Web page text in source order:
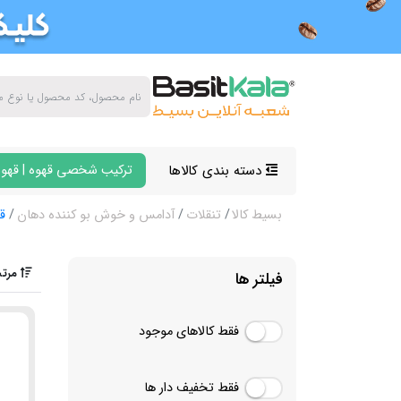
دسته بندی کالاها ترکیب شخصی قهوه |
بسیط کالا تنقلات آدامس و خوش بو کننده دهان
فیلتر ها
فقط کالاهای موجود
فقط تخفیف دار ها